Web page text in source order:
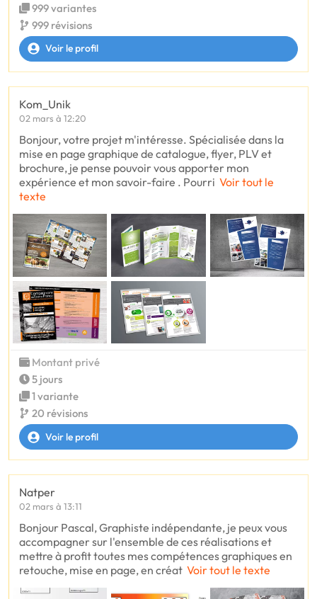
999 variantes
999 révisions
Voir le profil
Kom_Unik
02 mars à 12:20
Bonjour, votre projet m'intéresse. Spécialisée dans la
mise en page graphique de catalogue, flyer, PLV et
brochure, je pense pouvoir vous apporter mon
expérience et mon savoir-faire . Pourri Voir tout le
texte
Montant privé
5 jours
1 variante
20 révisions
Voir le profil
Natper
02 mars à 13:11
Bonjour Pascal, Graphiste indépendante, je peux vous
accompagner sur l'ensemble de ces réalisations et
mettre à profit toutes mes compétences graphiques en
retouche, mise en page, en créat Voir tout le texte